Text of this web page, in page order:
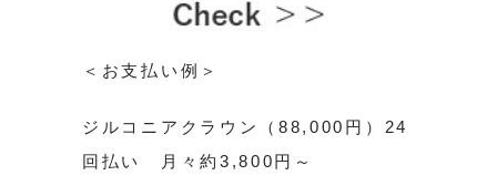
＜お支払い例＞
ジルコニアクラウン（88,000円）24
回払い 月々約3,800円～